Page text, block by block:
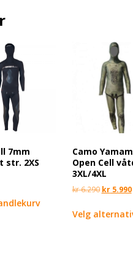
7mm
str. 2XS
Camo
Open Cell
3XL/4XL
kr6.290 kr5.990
Velg